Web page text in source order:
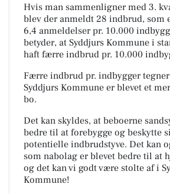
Hvis man sammenligner med 3.
blev der anmeldt 28 indbrud, som
6,4 anmeldelser pr. 10.000
betyder, at Syddjurs Kommune i
haft færre indbrud pr. 10.000
Færre indbrud pr. indbygger
Syddjurs Kommune er blevet et
bo.
Det kan skyldes, at beboerne
bedre til at forebygge og beskytte
potentielle indbrudstyve. Det kan
som nabolag er blevet bedre til at
og det kan vi godt være stolte af i
Kommune!